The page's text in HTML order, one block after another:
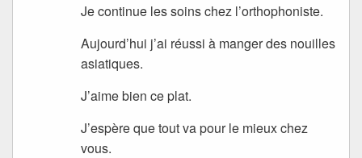
Je continue les soins chez l’orthophoniste.
Aujourd’hui j’ai réussi à manger des nouilles
asiatiques.
J’aime bien ce plat.
J’espère que tout va pour le mieux chez
vous.